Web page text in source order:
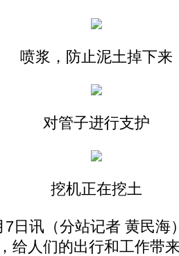
喷浆，防止泥土掉下来
对管子进行支护
挖机正在挖土
讯（分站记者 黄民海
给人们的出行和工作带